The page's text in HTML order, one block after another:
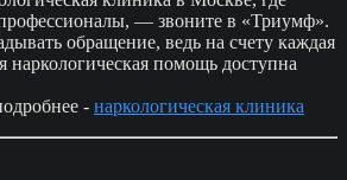
— звоните в «Триумф».
обращение, ведь на счету каждая
наркологическая помощь доступна
- наркологическая клиника